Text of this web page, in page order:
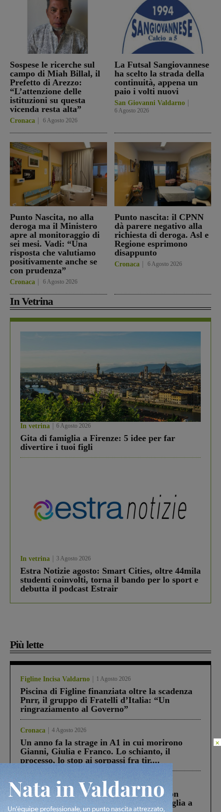
Sospese le ricerche sul
campo di Miah Billal, il
Prefetto di Arezzo:
“L’attenzione delle
istituzioni su questa
vicenda resta alta”
Cronaca 6 Agosto 2026
La Futsal Sangiovannese
ha scelto la strada della
continuità, appena un
paio i volti nuovi
San Giovanni Valdarno
6 Agosto 2026
Punto Nascita, no alla
deroga ma il Ministero
apre al monitoraggio di
sei mesi. Vadi: “Una
risposta che valutiamo
positivamente anche se
con prudenza”
Cronaca 6 Agosto 2026
Punto nascita: il CPNN
dà parere negativo alla
richiesta di deroga. Asl e
Regione esprimono
disappunto
Cronaca 6 Agosto 2026
In Vetrina
In vetrina 6 Agosto 2026
Gita di famiglia a Firenze: 5 idee per far
divertire i tuoi figli
In vetrina 3 Agosto 2026
Estra Notizie agosto: Smart Cities, oltre 44mila
studenti coinvolti, torna il bando per lo sport e
debutta il podcast Estrair
Più lette
Figline Incisa Valdarno 1 Agosto 2026
Piscina di Figline finanziata oltre la scadenza
Pnrr, il gruppo di Fratelli d’Italia: “Un
ringraziamento al Governo”
Cronaca 4 Agosto 2026
Un anno fa la strage in A1 in cui morirono
Gianni, Giulia e Franco. Lo schianto, il
processo, lo stop ai sorpassi fra tir....
Cronaca 3 Agosto 2026
Scomparso da una struttura di Castiglion
Fiorentino l’uomo che aveva ucciso la figlia a
×